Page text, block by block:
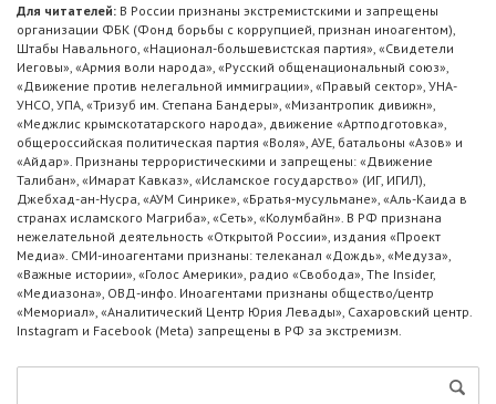
Для читателей: В России признаны экстремистскими и запрещены
организации ФБК (Фонд борьбы с коррупцией, признан иноагентом),
Штабы Навального, «Национал-большевистская партия», «Свидетели
Иеговы», «Армия воли народа», «Русский общенациональный союз»,
«Движение против нелегальной иммиграции», «Правый сектор», УНА-
УНСО, УПА, «Тризуб им. Степана Бандеры», «Мизантропик дивижн»,
«Меджлис крымскотатарского народа», движение «Артподготовка»,
общероссийская политическая партия «Воля», АУЕ, батальоны «Азов» и
«Айдар». Признаны террористическими и запрещены: «Движение
Талибан», «Имарат Кавказ», «Исламское государство» (ИГ, ИГИЛ),
Джебхад-ан-Нусра, «АУМ Синрике», «Братья-мусульмане», «Аль-Каида в
странах исламского Магриба», «Сеть», «Колумбайн». В РФ признана
нежелательной деятельность «Открытой России», издания «Проект
Медиа». СМИ-иноагентами признаны: телеканал «Дождь», «Медуза»,
«Важные истории», «Голос Америки», радио «Свобода», The Insider,
«Медиазона», ОВД-инфо. Иноагентами признаны общество/центр
«Мемориал», «Аналитический Центр Юрия Левады», Сахаровский центр.
Instagram и Facebook (Metа) запрещены в РФ за экстремизм.